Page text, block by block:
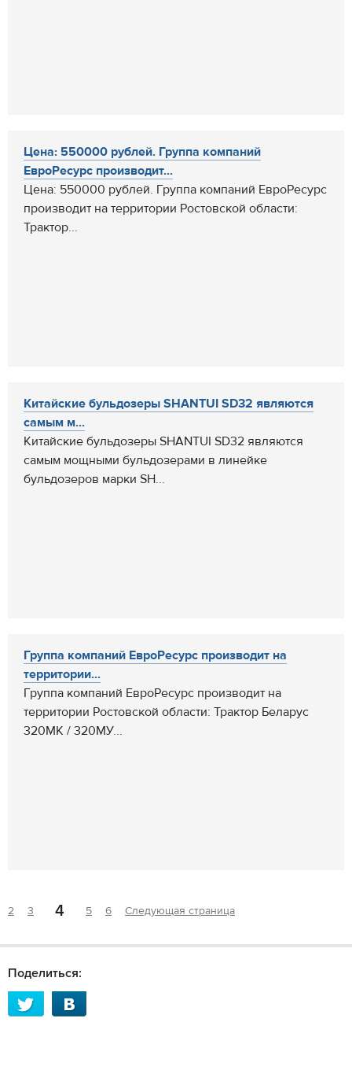
Цена: 550000 рублей. Группа компаний
ЕвроРесурс производит...
Цена: 550000 рублей. Группа компаний ЕвроРесурс
производит на территории Ростовской области:
Трактор...
Китайские бульдозеры SHANTUI SD32 являются
самым м...
Китайские бульдозеры SHANTUI SD32 являются
самым мощными бульдозерами в линейке
бульдозеров марки SH...
Группа компаний ЕвроРесурс производит на
территории...
Группа компаний ЕвроРесурс производит на
территории Ростовской области: Трактор Беларус
320МК / 320МУ...
2 3 4 5 6 Следующая страница
Поделиться: